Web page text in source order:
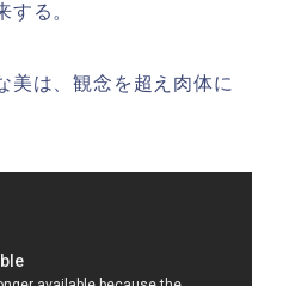
する。
美は、観念を超え肉体に